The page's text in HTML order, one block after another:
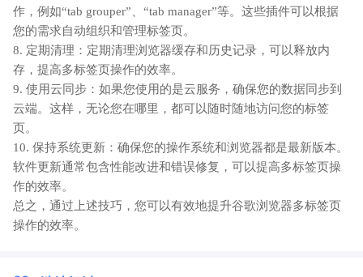
作，例如“tab grouper”、“tab manager”等。这些插件可以根据
您的需求自动组织和管理标签页。
8. 定期清理：定期清理浏览器缓存和历史记录，可以释放内
存，提高多标签页操作的效率。
9. 使用云同步：如果您使用的是云服务，确保您的数据同步到
云端。这样，无论您在哪里，都可以随时随地访问您的标签
页。
10. 保持系统更新：确保您的操作系统和浏览器都是最新版本。
软件更新通常包含性能改进和错误修复，可以提高多标签页操
作的效率。
总之，通过上述技巧，您可以有效地提升谷歌浏览器多标签页
操作的效率。